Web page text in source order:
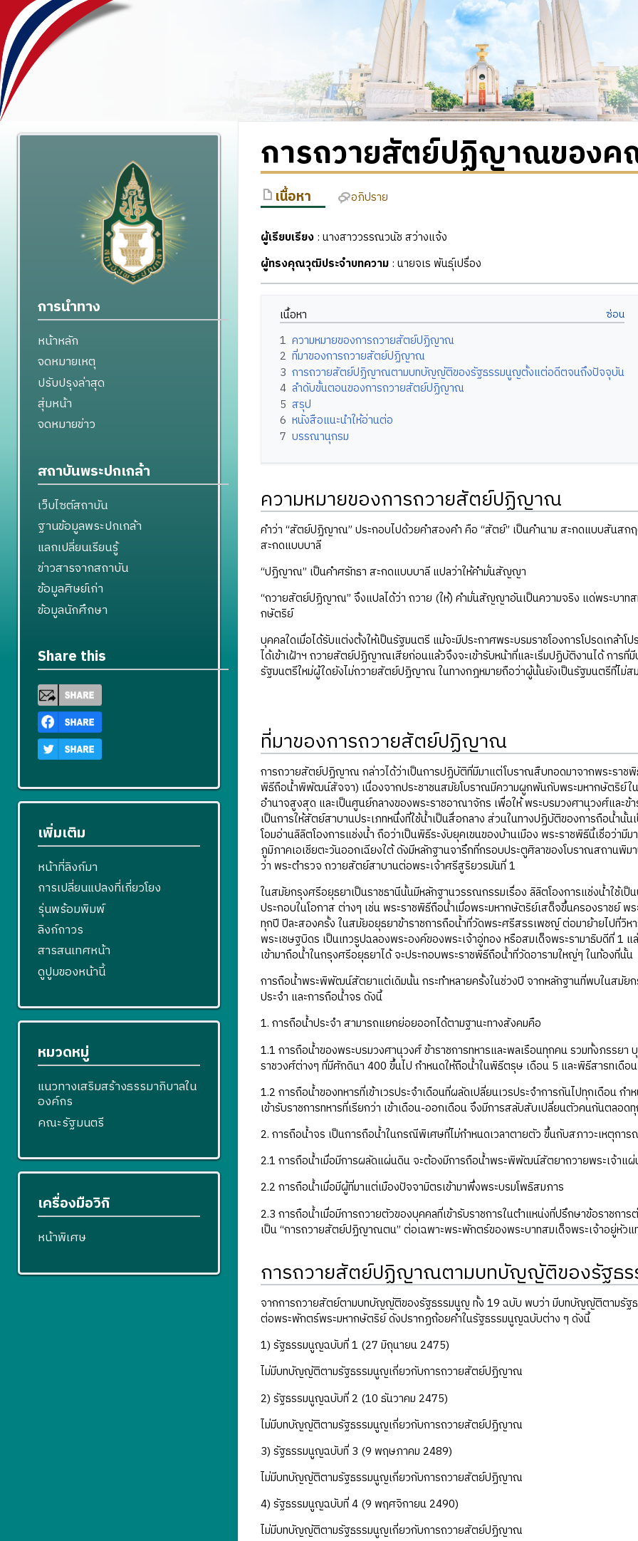
การถวายสัตย์ปฏิญาณของค
เนื้อหา อภิปราย
ผู้เรียบเรียง: นางสาววรรณวนัช สว่างแจ้ง
ผู้ทรงคุณวุฒิประจำบทความ: นายจเร พันธุ์เปรื่อง
เนื้อหา
1 ความหมายของการถวายสัตย์ปฏิญาณ
2 ที่มาของการถวายสัตย์ปฏิญาณ
3 การถวายสัตย์ปฏิญาณตามบทบัญญัติของรัฐธรรมนูญตั้งแต่อดีตจนถึงปัจจุบัน
4 ลำดับขั้นตอนของการถวายสัตย์ปฏิญาณ
5 สรุป
6 หนังสือแนะนำให้อ่านต่อ
7 บรรณานุกรม
ความหมายของการถวายสัตย์ปฏิญาณ
คำว่า “สัตย์ปฏิญาณ” ประกอบไปด้วยคำสองคำ คือ “สัตย์” เป็นคำนาม สะกดแบบสันสก
สะกดแบบบาลี
“ปฏิญาณ” เป็นคำศรัทธา สะกดแบบบาลี แปลว่าให้คำมั่นสัญญา
“ถวายสัตย์ปฏิญาณ” จึงแปลได้ว่า ถวาย (ให้) คำมั่นสัญญาอันเป็นความจริง แด่พระบาท
กษัตริย์
บุคคลใดเมื่อได้รับแต่งตั้งให้เป็นรัฐมนตรี แม้จะมีประกาศพระบรมราชโองการโปรดเกล้
ได้เข้าเฝ้าฯ ถวายสัตย์ปฏิญาณเสียก่อนแล้วจึงจะเข้ารับหน้าที่และเริ่มปฏิบัติงานได้ การ
รัฐมนตรีใหม่ผู้ใดยังไม่ถวายสัตย์ปฏิญาณ ในทางกฎหมายถือว่าผู้นั้นยังเป็นรัฐมนตรีที่ไม่ส
ที่มาของการถวายสัตย์ปฏิญาณ
การถวายสัตย์ปฏิญาณ กล่าวได้ว่าเป็นการปฏิบัติที่มีมาแต่โบราณสืบทอดมาจากพระรา
พิธีถือน้ำพิพัฒน์สัจจา) เนื่องจากประชาชนสมัยโบราณมีความผูกพันกับพระมหากษัตริย์ใ
อำนาจสูงสุด และเป็นศูนย์กลางของพระราชอาณาจักร เพื่อให้ พระบรมวงศานุวงศ์และ
เป็นการให้สัตย์สาบานประเภทหนึ่งที่ใช้น้ำเป็นสื่อกลาง ส่วนในทางปฏิบัติของการถือน้ำนั้
โอมอ่านลิลิตโองการแช่งน้ำ ถือว่าเป็นพิธีระงับยุคเขนของบ้านเมือง พระราชพิธีนี้เชื่อว่า
ภูมิภาคเอเชียตะวันออกเฉียงใต้ ดังมีหลักฐานจารึกที่กรอบประตูศิลาของโบราณสถานพิม
ว่า พระตำรวจ ถวายสัตย์สาบานต่อพระเจ้าศรีสูริยวรมันที่ 1
ในสมัยกรุงศรีอยุธยาเป็นราชธานีนั้นมีหลักฐานวรรณกรรมเรื่อง ลิลิตโองการแช่งน้ำใช้
ประกอบในโอกาส ต่างๆ เช่น พระราชพิธีถือน้ำเมื่อพระมหากษัตริย์เสด็จขึ้นครองราชย์ พ
ทุกปี ปีละสองครั้ง ในสมัยอยุธยาข้าราชการถือน้ำที่วัดพระศรีสรรเพชญ์ ต่อมาย้ายไปที่วิ
พระเชษฐบิดร เป็นเทวรูปฉลองพระองค์ของพระเจ้าอู่ทอง หรือสมเด็จพระรามาธิบดีที่ 1
เข้ามาถือน้ำในกรุงศรีอยุธยาได้ จะประกอบพระราชพิธีถือน้ำที่วัดอารามใหญ่ๆ ในท้องที่นั้น
การถือน้ำพระพิพัฒน์สัตยาแต่เดิมนั้น กระทำหลายครั้งในช่วงปี จากหลักฐานที่พบในสมั
ประจำ และการถือน้ำจร ดังนี้
1. การถือน้ำประจำ สามารถแยกย่อยออกได้ตามฐานะทางสังคมคือ
1.1 การถือน้ำของพระบรมวงศานุวงศ์ ข้าราชการทหารและพลเรือนทุกคน รวมทั้งภรรยา
ราชวงศ์ต่างๆ ที่มีศักดินา 400 ขึ้นไป กำหนดให้ถือน้ำในพิธีตรุษ เดือน 5 และพิธีสารทเดือ
1.2 การถือน้ำของทหารที่เข้าเวรประจำเดือนที่ผลัดเปลี่ยนเวรประจำการกันไปทุกเดือน
เข้ารับราชการทหารที่เรียกว่า เข้าเดือน-ออกเดือน จึงมีการสลับสับเปลี่ยนตัวคนกันตลอด
2. การถือน้ำจร เป็นการถือน้ำในกรณีพิเศษที่ไม่กำหนดเวลาตายตัว ขึ้นกับสภาวะเหตุก
2.1 การถือน้ำเมื่อมีการผลัดแผ่นดิน จะต้องมีการถือน้ำพระพิพัฒน์สัตยาถวายพระเจ้าแ
2.2 การถือน้ำเมื่อมีผู้ที่มาแต่เมืองปัจจามิตรเข้ามาพึ่งพระบรมโพธิสมภาร
2.3 การถือน้ำเมื่อมีการถวายตัวของบุคคลที่เข้ารับราชการในตำแหน่งที่ปรึกษาข้อราชกา
เป็น “การถวายสัตย์ปฏิญาณตน” ต่อเฉพาะพระพักตร์ของพระบาทสมเด็จพระเจ้าอยู่หั
การถวายสัตย์ปฏิญาณตามบทบัญญัติของรัฐธ
จากการถวายสัตย์ตามบทบัญญัติของรัฐธรรมนูญ ทั้ง 19 ฉบับ พบว่า มีบทบัญญัติตามรั
ต่อพระพักตร์พระมหากษัตริย์ ดังปรากฏถ้อยคำในรัฐธรรมนูญฉบับต่าง ๆ ดังนี้
1) รัฐธรรมนูญฉบับที่ 1 (27 มิถุนายน 2475)
ไม่มีบทบัญญัติตามรัฐธรรมนูญเกี่ยวกับการถวายสัตย์ปฏิญาณ
2) รัฐธรรมนูญฉบับที่ 2 (10 ธันวาคม 2475)
ไม่มีบทบัญญัติตามรัฐธรรมนูญเกี่ยวกับการถวายสัตย์ปฏิญาณ
3) รัฐธรรมนูญฉบับที่ 3 (9 พฤษภาคม 2489)
ไม่มีบทบัญญัติตามรัฐธรรมนูญเกี่ยวกับการถวายสัตย์ปฏิญาณ
4) รัฐธรรมนูญฉบับที่ 4 (9 พฤศจิกายน 2490)
ไม่มีบทบัญญัติตามรัฐธรรมนูญเกี่ยวกับการถวายสัตย์ปฏิญาณ
การนำทาง
หน้าหลัก
จดหมายเหตุ
ปรับปรุงล่าสุด
สุ่มหน้า
จดหมายข่าว
สถาบันพระปกเกล้า
เว็บไซต์สถาบัน
ฐานข้อมูลพระปกเกล้า
แลกเปลี่ยนเรียนรู้
ข่าวสารจากสถาบัน
ข้อมูลศิษย์เก่า
ข้อมูลนักศึกษา
Share this
เพิ่มเติม
หน้าที่ลิงก์มา
การเปลี่ยนแปลงที่เกี่ยวโยง
รุ่นพร้อมพิมพ์
ลิงก์ถาวร
สารสนเทศหน้า
ดูปูมของหน้านี้
หมวดหมู่
แนวทางเสริมสร้างธรรมาภิบาลใน
องค์กร
คณะรัฐมนตรี
เครื่องมือวิกิ
หน้าพิเศษ